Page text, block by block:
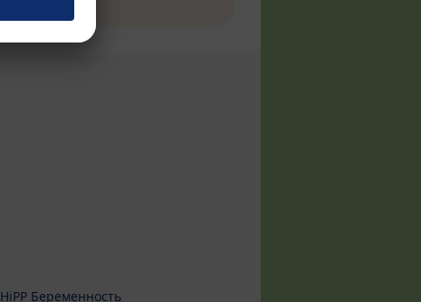
HiPP Беременность